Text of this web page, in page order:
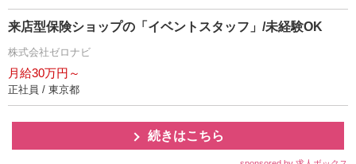
来店型保険ショップの「イベントスタッフ」/未経験OK
株式会社ゼロナビ
月給30万円～
正社員 / 東京都
続きはこちら